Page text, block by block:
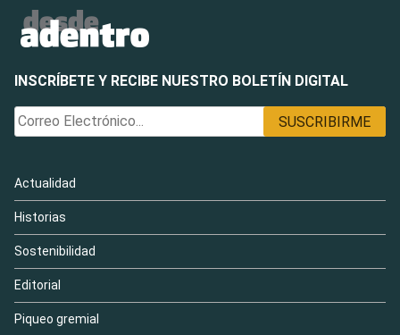
INSCRÍBETE Y RECIBE NUESTRO BOLETÍN DIGITAL
Actualidad
Historias
Sostenibilidad
Editorial
Piqueo gremial